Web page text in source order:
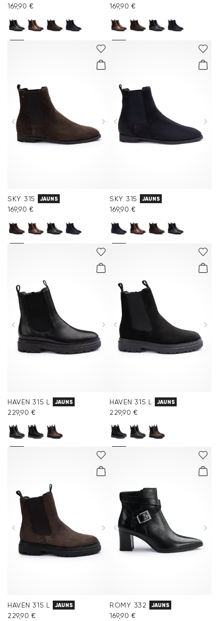
169,90 € 169,90 €
SKY 315 JAUNS
169,90 €
SKY 315 JAUNS
169,90 €
HAVEN 315 L JAUNS
229,90 €
HAVEN 315 L JAUNS
229,90 €
HAVEN 315 L JAUNS
229,90 €
ROMY 332 JAUNS
169,90 €